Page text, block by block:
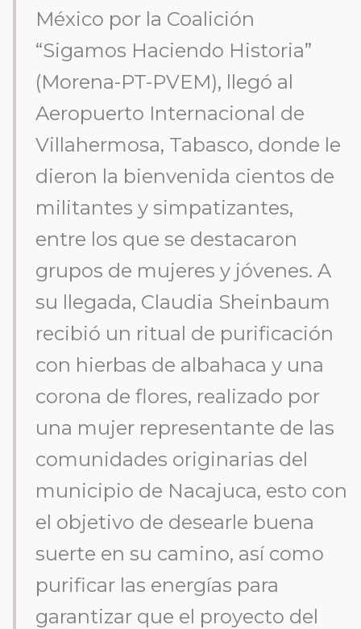
México por la Coalición
“Sigamos Haciendo Historia”
(Morena-PT-PVEM), llegó al
Aeropuerto Internacional de
Villahermosa, Tabasco, donde le
dieron la bienvenida cientos de
militantes y simpatizantes,
entre los que se destacaron
grupos de mujeres y jóvenes. A
su llegada, Claudia Sheinbaum
recibió un ritual de purificación
con hierbas de albahaca y una
corona de flores, realizado por
una mujer representante de las
comunidades originarias del
municipio de Nacajuca, esto con
el objetivo de desearle buena
suerte en su camino, así como
purificar las energías para
garantizar que el proyecto del